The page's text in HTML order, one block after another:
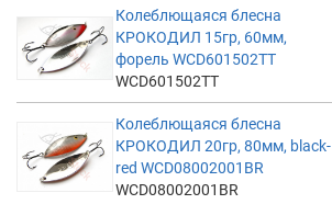
Колеблющаяся блесна
КРОКОДИЛ 15гр, 60мм,
форель WCD601502TT
WCD601502TT
Колеблющаяся блесна
КРОКОДИЛ 20гр, 80мм, black-
red WCD08002001BR
WCD08002001BR